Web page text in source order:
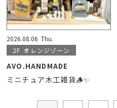
2026.08.06 Thu.
2F オレンジゾーン
AVO.HANDMADE
ミニチュア木工雑貨🪵✨